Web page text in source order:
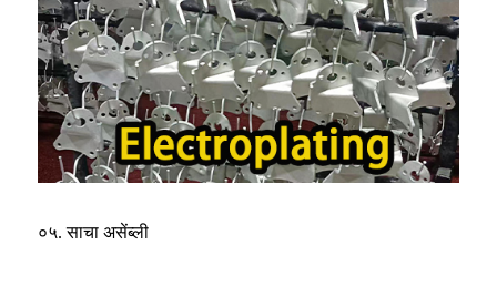
०५. साचा असेंब्ली